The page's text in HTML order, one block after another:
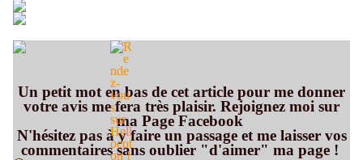
Un petit mot en bas de cet article pour me donner
votre avis me fera très plaisir. Rejoignez moi sur
ma Page Facebook
N'hésitez pas à y faire un passage et me laisser vos
commentaires sans oublier "d'aimer" ma page !